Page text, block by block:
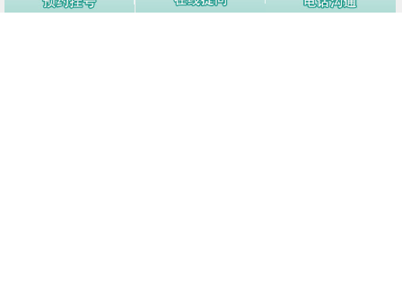
1 怎样才能降低白癜风复发？ 12763阅